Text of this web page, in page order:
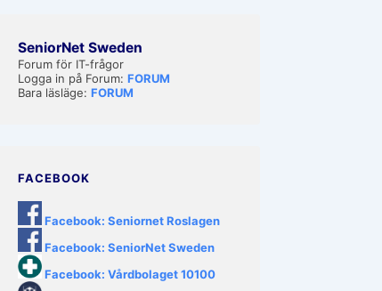
SeniorNet Sweden
Forum för IT-frågor
Logga in på Forum: FORUM
Bara läsläge: FORUM
FACEBOOK
Facebook: Seniornet Roslagen
Facebook: SeniorNet Sweden
Facebook: Vårdbolaget 10100